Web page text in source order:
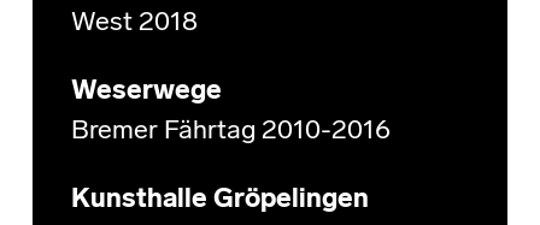
West 2018
Weserwege
Bremer Fährtag 2010-2016
Kunsthalle Gröpelingen